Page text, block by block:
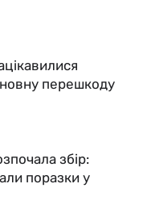
перешкоду
збір:
поразки у